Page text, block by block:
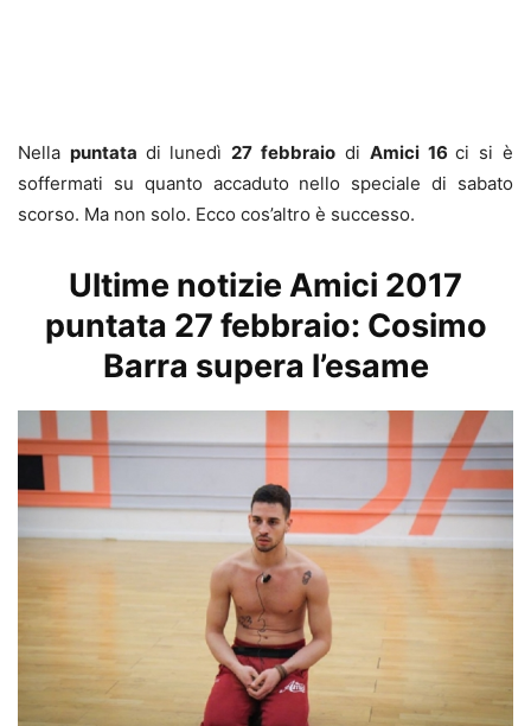
Nella puntata di lunedì27 febbraio di Amici 16ci si è
soffermati su quanto accaduto nello speciale di sabato
scorso. Ma non solo. Ecco cos’altro è successo.
Ultime notizie Amici 2017
puntata 27 febbraio: Cosimo
Barra supera l’esame